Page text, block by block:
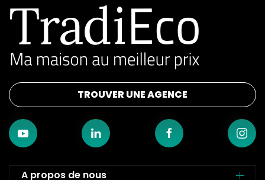
TROUVER UNE AGENCE
A propos de nous